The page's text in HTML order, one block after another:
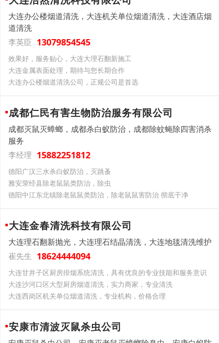
大连办公楼烟道清洗，大连机关单位烟道清洗，大连酒店烟
道清洗
李英臣 13079854545
效果好，服务贴心，大连大理石翻新施工
大连金属表面处理，期待与您长期合作
大连办公楼烟道清洗公司，正规公司是首选
成都仁民有害生物防治服务有限公司
成都灭鼠灭蟑螂，成都杀白蚁防治，成都除蚊蝇除四害消杀
服务
李经理 15882251812
德阳广汉三水杀白蚁防治，灭跳蚤
雅安荥经县除老鼠鼠类防治，除虫
德阳中江东北镇除老鼠鼠类防治，除老鼠鼠害防治 彻底干净
大连金春清洗科技有限公司
大连理石翻新抛光，大连理石结晶清洗，大连地毯清洗维护
崔先生 18624444094
大连甘井子区厨房排烟系统清洗，具有优良的专业技能和服务意识
大连沙河口区大型厨房烟道清洗，实力商家，专业清洗
大连西岗区机关单位烟道清洗，专业机构，价格合理
安康市清波灭鼠杀虫公司